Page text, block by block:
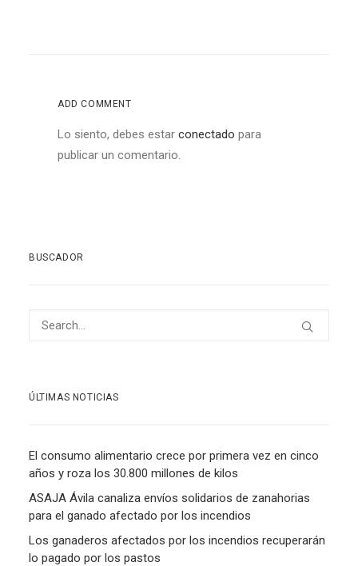
ADD COMMENT
Lo siento, debes estar conectado para
publicar un comentario.
BUSCADOR
ÚLTIMAS NOTICIAS
El consumo alimentario crece por primera vez en cinco
años y roza los 30.800 millones de kilos
ASAJA Ávila canaliza envíos solidarios de zanahorias
para el ganado afectado por los incendios
Los ganaderos afectados por los incendios recuperarán
lo pagado por los pastos